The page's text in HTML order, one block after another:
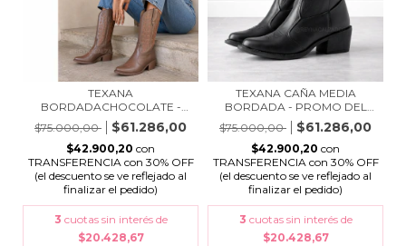
TEXANA
BORDADACHOCOLATE -
PROMO DEL MES
$75.000,00 $61.286,00
$42.900,20 con
TRANSFERENCIA con 30% OFF
(el descuento se ve reflejado al
finalizar el pedido)
3 cuotas sin interés de
$20.428,67
TEXANA CAÑA MEDIA
BORDADA - PROMO DEL
ME...
$75.000,00 $61.286,00
$42.900,20 con
TRANSFERENCIA con 30% OFF
(el descuento se ve reflejado al
finalizar el pedido)
3 cuotas sin interés de
$20.428,67